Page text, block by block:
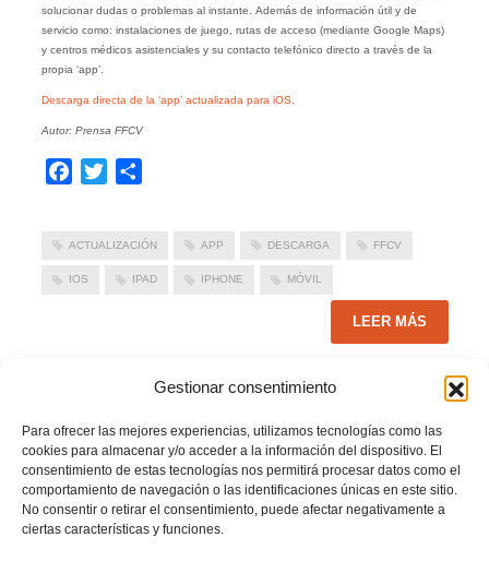
Gestionar consentimiento
Para ofrecer las mejores experiencias, utilizamos tecnologías como las
cookies para almacenar y/o acceder a la información del dispositivo. El
consentimiento de estas tecnologías nos permitirá procesar datos como el
comportamiento de navegación o las identificaciones únicas en este sitio.
No consentir o retirar el consentimiento, puede afectar negativamente a
ciertas características y funciones.
solucionar dudas o problemas al instante. Además de información útil y de
servicio como: instalaciones de juego, rutas de acceso (mediante Google Maps)
y centros médicos asistenciales y su contacto telefónico directo a través de la
propia ‘app’.
Descarga directa de la ‘app’ actualizada para iOS.
Autor: Prensa FFCV
Facebook
Twitter
ACTUALIZACIÓN APP DESCARGA FFCV
IOS IPAD IPHONE MÓVIL
LEER MÁS
ACTUALIDAD,NOTICIAS FFCV
Nuevas mejoras en la versión Android de la ‘app’ de
FFCV